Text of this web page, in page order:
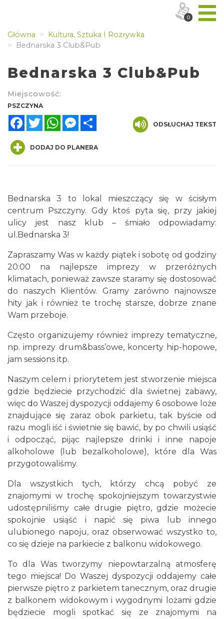
Główna
Kultura, Sztuka I Rozrywka
Bednarska 3 Club&Pub
Bednarska 3 Club&Pub
Miejscowość:
PSZCZYNA
FacebookTwitterWhatsAppMessenger
ODSŁUCHAJ TEKST
DODAJ DO PLANERA
Bednarska 3 to lokal mieszczący się w ścisłym
centrum Pszczyny. Gdy ktoś pyta się, przy jakiej
ulicy jest nasz klub – śmiało odpowiadamy:
ul.Bednarska 3!
Zapraszamy Was w każdy piątek i sobotę od godziny
20:00 na najlepsze imprezy w przeróżnych
klimatach, ponieważ zawsze staramy się dostosować
do naszych Klientów. Gramy zarówno najnowsze
hity jak i również te trochę starsze, dobrze znane
Wam przeboje.
Często organizujemy również imprezy tematyczne,
np. imprezy drum&bass’owe, koncerty hip-hopowe,
jam sessions itp.
Naszym celem i priorytetem jest stworzenie miejsca
gdzie będziecie przychodzić dla świetnej zabawy,
więc do Waszej dyspozycji oddajemy 6 osobowe loże
znajdujące się zaraz obok parkietu, tak byście od
razu mogli iść i świetnie się bawić, by po chwili usiąść
i odpocząć, pijąc najlepsze drinki i inne napoje
alkoholowe (lub bezalkoholowe), które dla Was
przygotowaliśmy.
Dla wszystkich tych, którzy chcą pobyć ze
znajomymi w trochę spokojniejszym towarzystwie
udostępniliśmy całe drugie piętro, gdzie możecie
spokojnie usiąść i napić się piwa lub innego
ulubionego napoju, oraz obserwować wszystko to,
co się dzieje na parkiecie z balkonu widokowego.
To dla Was tworzymy niepowtarzalną atmosferę
tego miejsca! Do Waszej dyspozycji oddajemy całe
pierwsze piętro z parkietem tanecznym, oraz drugie
z balkonem widokowym i wygodnymi lożami gdzie
będziecie mogli spotkać się ze znajomymi na
0